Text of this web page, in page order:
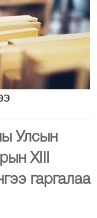
Улсын
XIII
гаргалаа